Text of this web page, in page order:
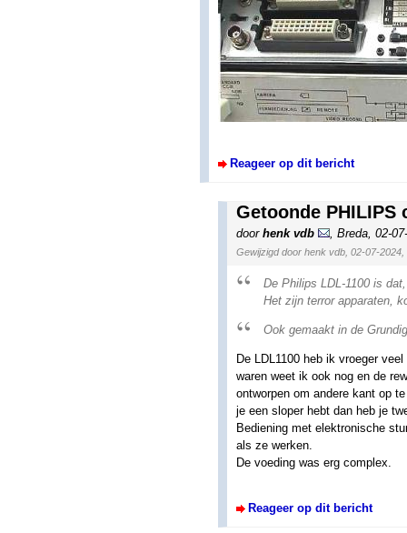
Reageer op dit bericht
Getoonde PHILIPS
door henk vdb Breda 02-
Gewijzigd door henk vdb, 02-07-2024,
De Philips LDL-1100 is
Het zijn terror apparaten,
Ook gemaakt in de
De LDL1100 heb ik vroeger
waren weet ik ook nog en de
ontworpen om andere kant op
je een sloper hebt dan heb je
Bediening met elektronische
als ze werken.
De voeding was erg complex.
Reageer op dit bericht